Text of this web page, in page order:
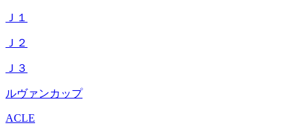
Ｊ１
Ｊ２
Ｊ３
ルヴァンカップ
ACLE